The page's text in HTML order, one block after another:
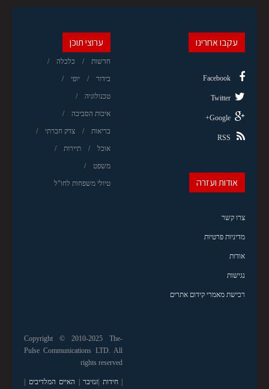
ערוצי תוכן
חדשות כלכלה
בידור יופי
טכנולוגיה
איכות הסביבה
בריאות צדק חברתי
אוכל תיירות
משפט
טיולי משפחות לחו"ל
עקבו אחרינו
Facebook
Twitter
Google+
RSS
אודות ועזרה
צרו קשר
מדיניות פרטיות
אודות
נגישות
רכישת מאמרי קידום אתרים
Copyright © 2010-2025 The-
Pulse Communications LTD. All
rights reserved
|חידות |זנזיבר | האיים המלדיבים |